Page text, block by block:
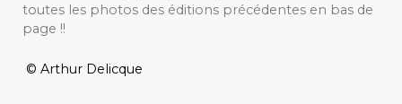
toutes les photos des éditions précédentes en bas de
page !!
© Arthur Delicque